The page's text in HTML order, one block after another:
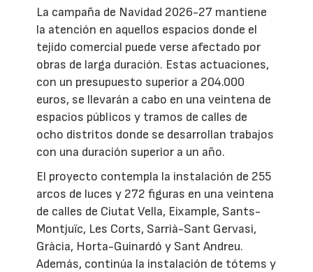
La campaña de Navidad 2026-27 mantiene
la atención en aquellos espacios donde el
tejido comercial puede verse afectado por
obras de larga duración. Estas actuaciones,
con un presupuesto superior a 204.000
euros, se llevarán a cabo en una veintena de
espacios públicos y tramos de calles de
ocho distritos donde se desarrollan trabajos
con una duración superior a un año.
El proyecto contempla la instalación de 255
arcos de luces y 272 figuras en una veintena
de calles de Ciutat Vella, Eixample, Sants-
Montjuïc, Les Corts, Sarrià-Sant Gervasi,
Gràcia, Horta-Guinardó y Sant Andreu.
Además, continúa la instalación de tótems y